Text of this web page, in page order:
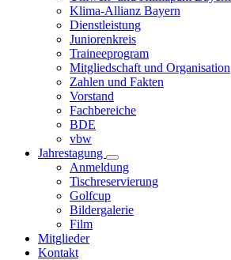
Klima-Allianz Bayern
Dienstleistung
Juniorenkreis
Traineeprogram
Mitgliedschaft und Organisation
Zahlen und Fakten
Vorstand
Fachbereiche
BDE
vbw
Jahrestagung
Anmeldung
Tischreservierung
Golfcup
Bildergalerie
Film
Mitglieder
Kontakt